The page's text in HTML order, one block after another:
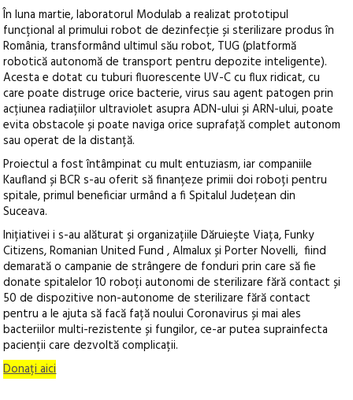
În luna martie, laboratorul Modulab a realizat prototipul
funcțional al primului robot de dezinfecție și sterilizare produs în
România, transformând ultimul său robot, TUG (platformă
robotică autonomă de transport pentru depozite inteligente).
Acesta e dotat cu tuburi fluorescente UV-C cu flux ridicat, cu
care poate distruge orice bacterie, virus sau agent patogen prin
acțiunea radiațiilor ultraviolet asupra ADN-ului și ARN-ului, poate
evita obstacole și poate naviga orice suprafață complet autonom
sau operat de la distanță.
Proiectul a fost întâmpinat cu mult entuziasm, iar companiile
Kaufland și BCR s-au oferit să finanțeze primii doi roboți pentru
spitale, primul beneficiar urmând a fi Spitalul Județean din
Suceava.
Inițiativei i s-au alăturat și organizațiile Dăruiește Viața, Funky
Citizens, Romanian United Fund , Almalux și Porter Novelli, fiind
demarată o campanie de strângere de fonduri prin care să fie
donate spitalelor 10 roboți autonomi de sterilizare fără contact și
50 de dispozitive non-autonome de sterilizare fără contact
pentru a le ajuta să facă față noului Coronavirus și mai ales
bacteriilor multi-rezistente și fungilor, ce-ar putea suprainfecta
pacienții care dezvoltă complicații.
Donați aici